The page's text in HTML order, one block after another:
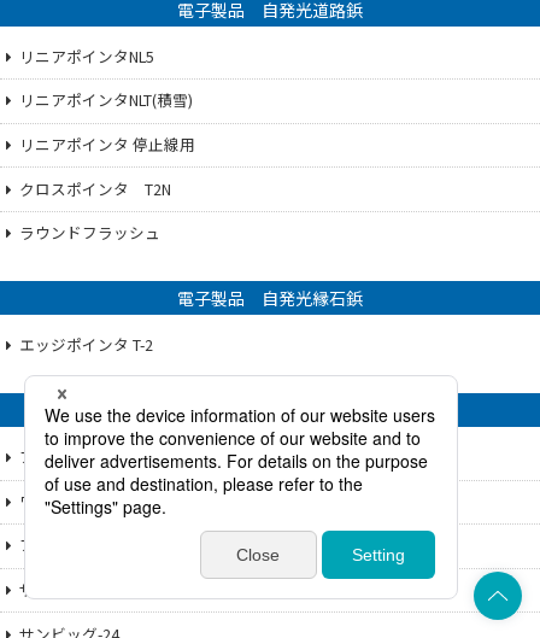
電子製品 自発光道路鋲
リニアポインタNL5
リニアポインタNLT(積雪)
リニアポインタ 停止線用
クロスポインタ T2N
ラウンドフラッシュ
電子製品 自発光縁石鋲
エッジポインタ T-2
電子製品 自発光障害物表示灯
ブリンカーフラッシュ
ワイドフラッシュ
ブリンカーフラッシュミニ
サンビッグ
サンビッグ-24
へ